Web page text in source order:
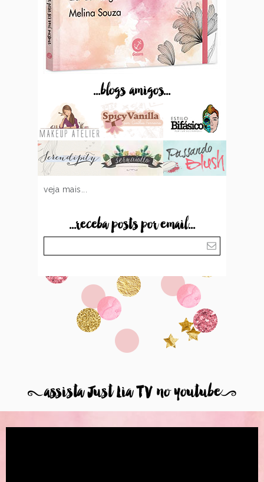
...blogs amigos...
veja mais...
...receba posts por email...
8assista Just Lia TV no youtube9